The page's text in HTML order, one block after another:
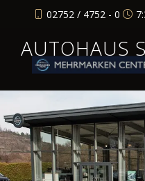
02752 / 4752 - 0
AUTOHAUS